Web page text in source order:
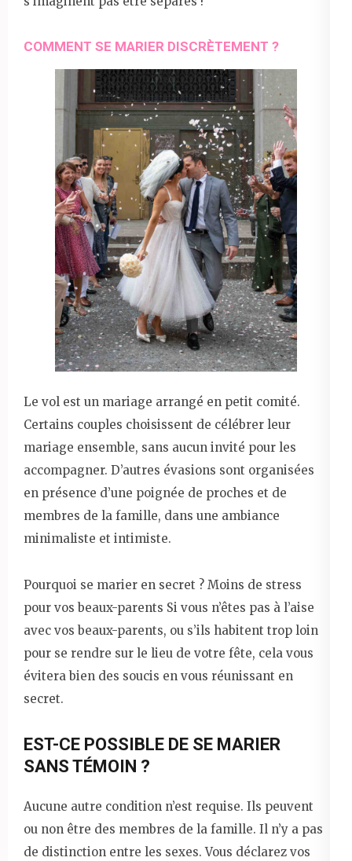
COMMENT SE MARIER DISCRÈTEMENT ?
Le vol est un mariage arrangé en petit comité.
Certains couples choisissent de célébrer leur
mariage ensemble, sans aucun invité pour les
accompagner. D’autres évasions sont organisées
en présence d’une poignée de proches et de
membres de la famille, dans une ambiance
minimaliste et intimiste.
Pourquoi se marier en secret ? Moins de stress
pour vos beaux-parents Si vous n’êtes pas à l’aise
avec vos beaux-parents, ou s’ils habitent trop loin
pour se rendre sur le lieu de votre fête, cela vous
évitera bien des soucis en vous réunissant en
secret.
EST-CE POSSIBLE DE SE MARIER
SANS TÉMOIN ?
Aucune autre condition n’est requise. Ils peuvent
ou non être des membres de la famille. Il n’y a pas
de distinction entre les sexes. Vous déclarez vos